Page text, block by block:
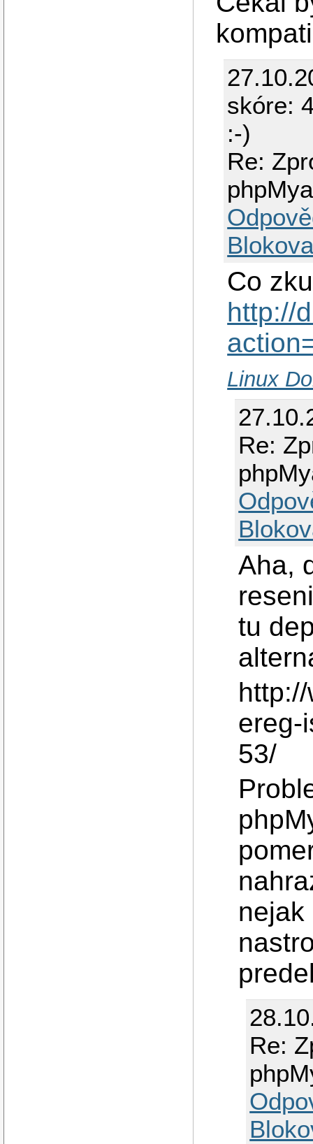
skóre:
:-)
Re:
Co
http://
Linux
Re:
Aha,
tu
ereg-
53/
nejak
Re: